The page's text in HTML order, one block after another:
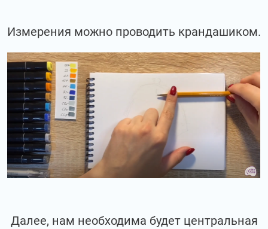
Измерения можно проводить крандашиком.
Далее, нам необходима будет центральная